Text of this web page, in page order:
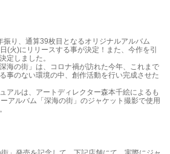
り、通算39枚目となるオリジナルアルバム
(火)にリリースする事が決定！また、今作を引
定しました。
海の街」は、コロナ禍が訪れた今年、これまで
事のない環境の中、創作活動を行い完成させた
アルは、アートディレクター森本千絵によるも
アルバム「深海の街」のジャケット撮影で使用